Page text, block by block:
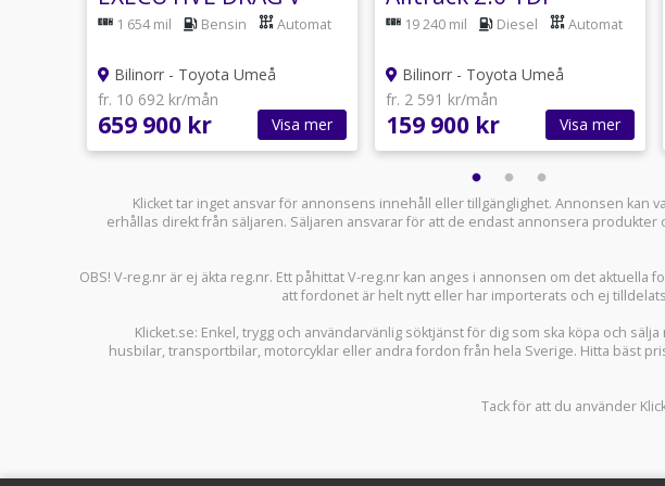
HJUL
1 654 mil Bensin Automat
Bilinorr - Toyota Umeå
fr. 10 692 kr/mån
659 900 kr Visa mer
4MOTION DSG DRAG
19 240 mil Diesel Automat
Bilinorr - Toyota Umeå
fr. 2 591 kr/mån
159 900 kr Visa mer
Klicket tar inget ansvar för annonsens innehåll eller tillgänglighet. Annonsen kan
erhållas direkt från säljaren. Säljaren ansvarar för att de endast annonsera
OBS! V-reg.nr är ej äkta reg.nr. Ett påhittat V-reg.nr kan anges i annonsen om det aktuella
att fordonet är helt nytt eller har importerats och ej
Klicket.se: Enkel, trygg och användarvänlig söktjänst för dig som ska köpa och sälja
husbilar,transportbilar, motorcyklar eller andra fordon från hela Sverige. Hitta bäst
Tack för att du använder